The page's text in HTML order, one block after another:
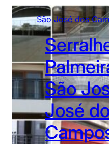
São José dos
São
José